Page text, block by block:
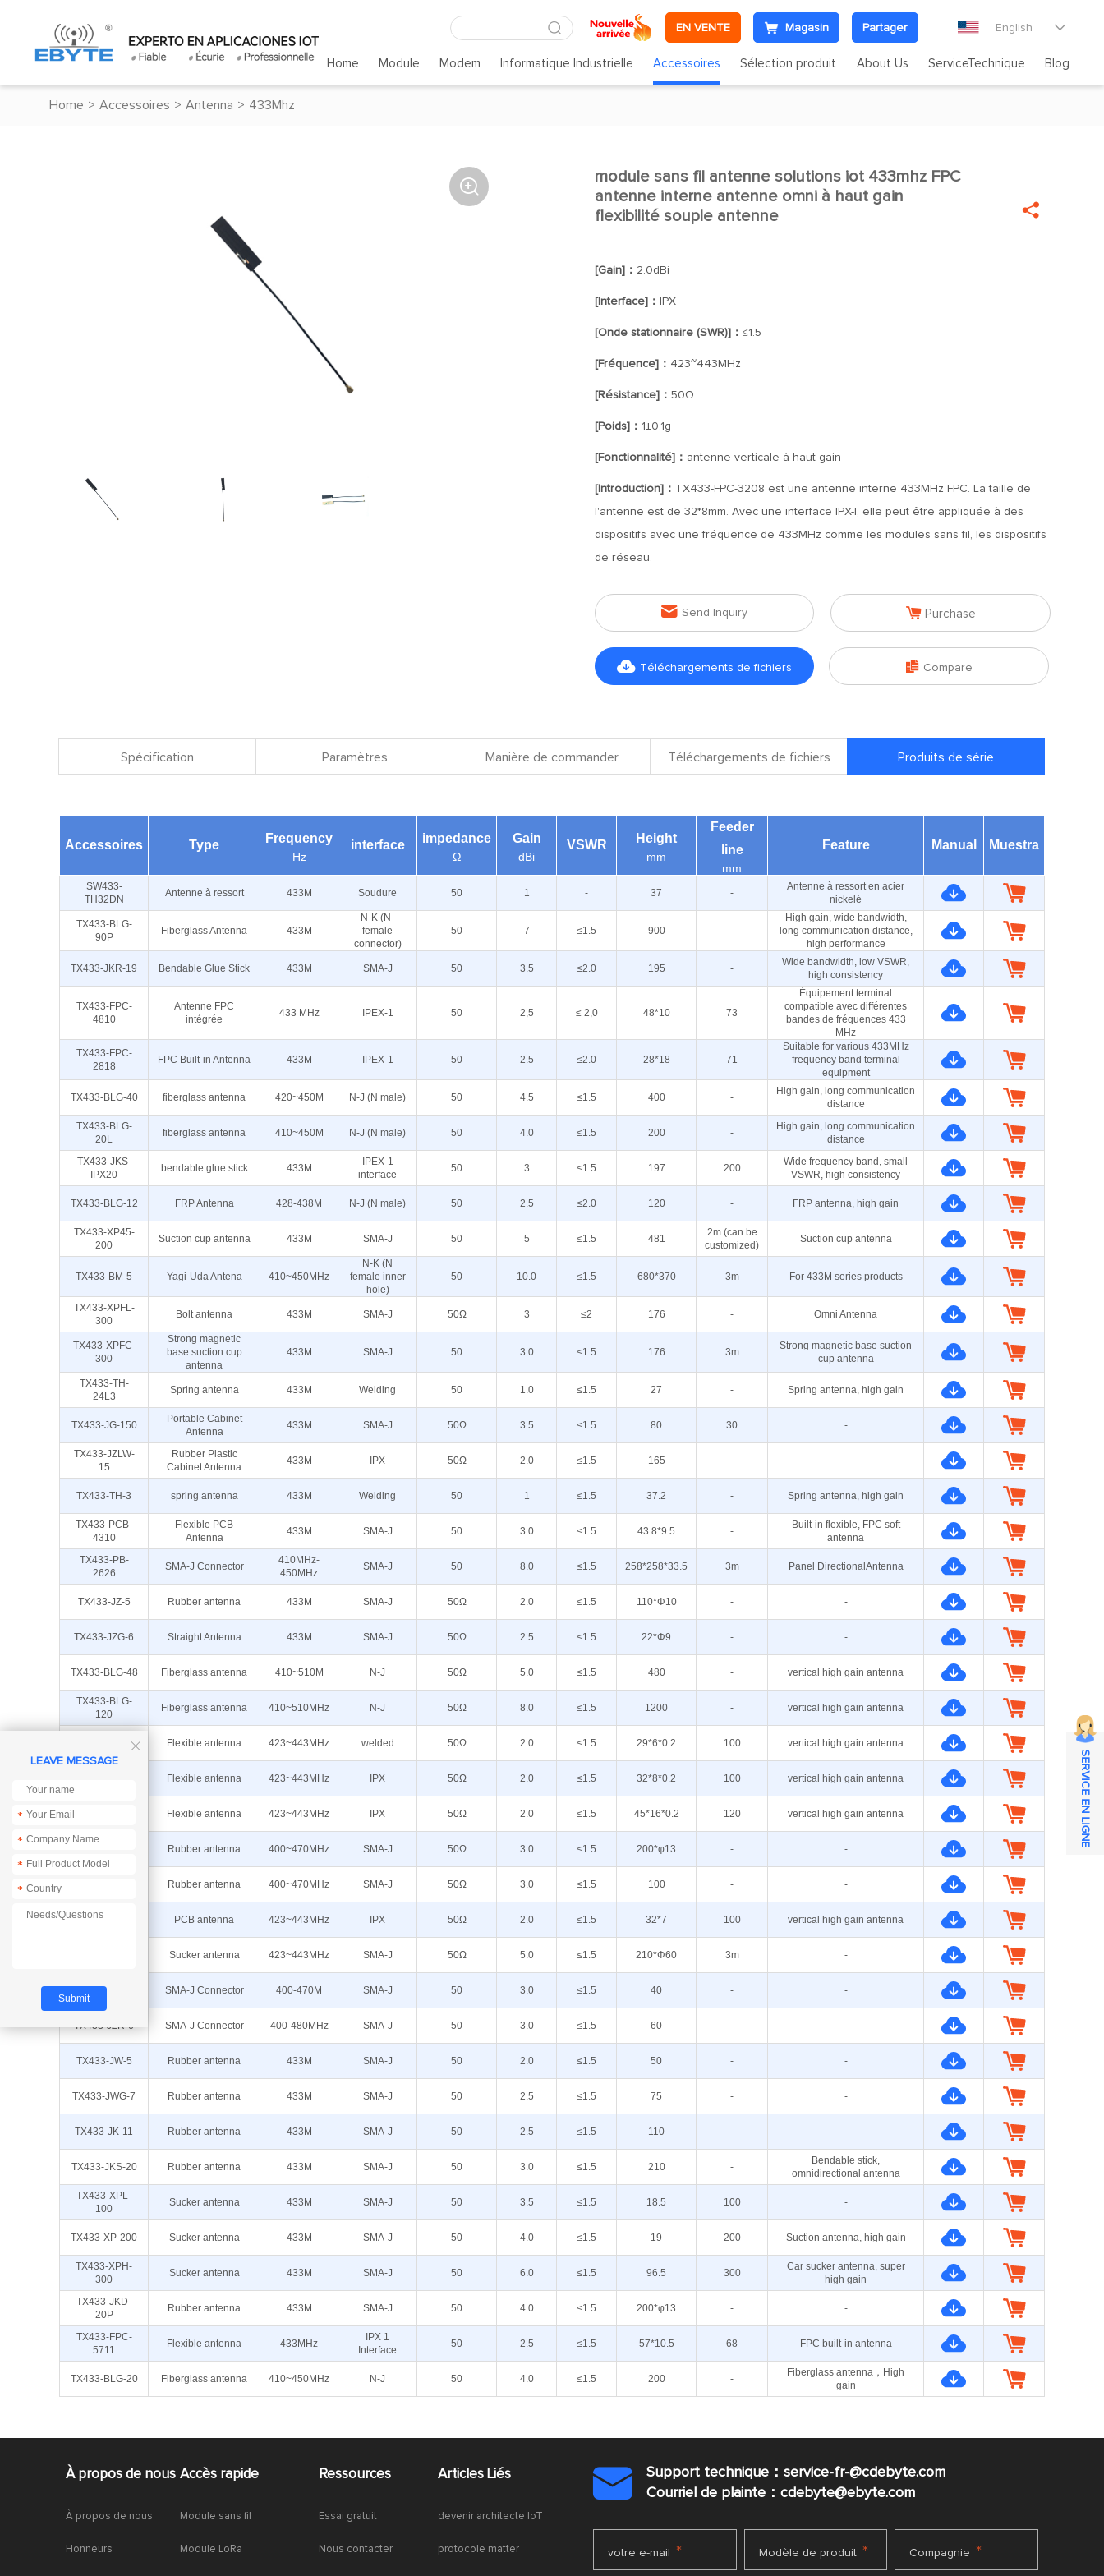
EN VENTE Magasin Partager English 
Home Module Modem Informatique Industrielle Accessoires Sélection produit About Us ServiceTechnique Blog
Home > Accessoires > Antenna > 433Mhz
 
module sans fil antenne solutions iot 433mhz FPC
antenne interne antenne omni à haut gain
flexibilité souple antenne

[Gain]： 2.0dBi
[Interface]： IPX
[Onde stationnaire (SWR)]： ≤1.5
[Fréquence]： 423~443MHz
[Résistance]： 50Ω
[Poids]： 1±0.1g
[Fonctionnalité]： antenne verticale à haut gain
[Introduction]： TX433-FPC-3208 est une antenne interne 433MHz FPC. La taille de
l'antenne est de 32*8mm. Avec une interface IPX-I, elle peut être appliquée à des
dispositifs avec une fréquence de 433MHz comme les modules sans fil, les dispositifs
de réseau.
 Send Inquiry  Purchase
 Téléchargements de fichiers  Compare
Spécification Paramètres Manière de commander Téléchargements de fichiers Produits de série
Accessoires Type Frequency
Hz
interface impedance
Ω
Gain
dBi
VSWR Height
mm
Feeder
line
mm
Feature Manual Muestra
SW433-
TH32DN
Antenne à ressort 433M Soudure 50 1 - 37 -
Antenne à ressort en acier
nickelé
TX433-BLG-
90P
Fiberglass Antenna 433M
N-K (N-
female
connector)
50 7 ≤1.5 900 -
High gain, wide bandwidth,
long communication distance,
high performance
TX433-JKR-19 Bendable Glue Stick 433M SMA-J 50 3.5 ≤2.0 195 -
Wide bandwidth, low VSWR,
high consistency
TX433-FPC-
4810
Antenne FPC
intégrée
433 MHz IPEX-1 50 2,5 ≤ 2,0 48*10 73
Équipement terminal
compatible avec différentes
bandes de fréquences 433
MHz
TX433-FPC-
2818
FPC Built-in Antenna 433M IPEX-1 50 2.5 ≤2.0 28*18 71
Suitable for various 433MHz
frequency band terminal
equipment
TX433-BLG-40 fiberglass antenna 420~450M N-J (N male) 50 4.5 ≤1.5 400 -
High gain, long communication
distance
TX433-BLG-
20L
fiberglass antenna 410~450M N-J (N male) 50 4.0 ≤1.5 200 -
High gain, long communication
distance
TX433-JKS-
IPX20
bendable glue stick 433M
IPEX-1
interface
50 3 ≤1.5 197 200
Wide frequency band, small
VSWR, high consistency
TX433-BLG-12 FRP Antenna 428-438M N-J (N male) 50 2.5 ≤2.0 120 - FRP antenna, high gain
TX433-XP45-
200
Suction cup antenna 433M SMA-J 50 5 ≤1.5 481
2m (can be
customized)
Suction cup antenna
TX433-BM-5 Yagi-Uda Antena 410~450MHz
N-K (N
female inner
hole)
50 10.0 ≤1.5 680*370 3m For 433M series products
TX433-XPFL-
300
Bolt antenna 433M SMA-J 50Ω 3 ≤2 176 - Omni Antenna
TX433-XPFC-
300
Strong magnetic
base suction cup
antenna
433M SMA-J 50 3.0 ≤1.5 176 3m
Strong magnetic base suction
cup antenna
TX433-TH-
24L3
Spring antenna 433M Welding 50 1.0 ≤1.5 27 - Spring antenna, high gain
TX433-JG-150
Portable Cabinet
Antenna
433M SMA-J 50Ω 3.5 ≤1.5 80 30 -
TX433-JZLW-
15
Rubber Plastic
Cabinet Antenna
433M IPX 50Ω 2.0 ≤1.5 165 - -
TX433-TH-3 spring antenna 433M Welding 50 1 ≤1.5 37.2 - Spring antenna, high gain
TX433-PCB-
4310
Flexible PCB
Antenna
433M SMA-J 50 3.0 ≤1.5 43.8*9.5 -
Built-in flexible, FPC soft
antenna
TX433-PB-
2626
SMA-J Connector
410MHz-
450MHz
SMA-J 50 8.0 ≤1.5 258*258*33.5 3m Panel DirectionalAntenna
TX433-JZ-5 Rubber antenna 433M SMA-J 50Ω 2.0 ≤1.5 110*Φ10 - -
TX433-JZG-6 Straight Antenna 433M SMA-J 50Ω 2.5 ≤1.5 22*Φ9 - -
TX433-BLG-48 Fiberglass antenna 410~510M N-J 50Ω 5.0 ≤1.5 480 - vertical high gain antenna
TX433-BLG-
120
Fiberglass antenna 410~510MHz N-J 50Ω 8.0 ≤1.5 1200 - vertical high gain antenna
Flexible antenna 423~443MHz welded 50Ω 2.0 ≤1.5 29*6*0.2 100 vertical high gain antenna
Flexible antenna 423~443MHz IPX 50Ω 2.0 ≤1.5 32*8*0.2 100 vertical high gain antenna
Flexible antenna 423~443MHz IPX 50Ω 2.0 ≤1.5 45*16*0.2 120 vertical high gain antenna
Rubber antenna 400~470MHz SMA-J 50Ω 3.0 ≤1.5 200*φ13 - -
Rubber antenna 400~470MHz SMA-J 50Ω 3.0 ≤1.5 100 - -
TX433-PCB-
PCB antenna 423~443MHz IPX 50Ω 2.0 ≤1.5 32*7 100 vertical high gain antenna
Sucker antenna 423~443MHz SMA-J 50Ω 5.0 ≤1.5 210*Φ60 3m -
TX433-JZ-4 SMA-J Connector 400-470M SMA-J 50 3.0 ≤1.5 40 - -
TX433-JZR-6 SMA-J Connector 400-480MHz SMA-J 50 3.0 ≤1.5 60 - -
TX433-JW-5 Rubber antenna 433M SMA-J 50 2.0 ≤1.5 50 - -
TX433-JWG-7 Rubber antenna 433M SMA-J 50 2.5 ≤1.5 75 - -
TX433-JK-11 Rubber antenna 433M SMA-J 50 2.5 ≤1.5 110 - -
TX433-JKS-20 Rubber antenna 433M SMA-J 50 3.0 ≤1.5 210 -
Bendable stick,
omnidirectional antenna
TX433-XPL-
100
Sucker antenna 433M SMA-J 50 3.5 ≤1.5 18.5 100 -
TX433-XP-200 Sucker antenna 433M SMA-J 50 4.0 ≤1.5 19 200 Suction antenna, high gain
TX433-XPH-
300
Sucker antenna 433M SMA-J 50 6.0 ≤1.5 96.5 300
Car sucker antenna, super
high gain
TX433-JKD-
20P
Rubber antenna 433M SMA-J 50 4.0 ≤1.5 200*φ13 - -
TX433-FPC-
5711
Flexible antenna 433MHz
IPX 1
Interface
50 2.5 ≤1.5 57*10.5 68 FPC built-in antenna
TX433-BLG-20 Fiberglass antenna 410~450MHz N-J 50 4.0 ≤1.5 200 -
Fiberglass antenna，High
gain
À propos de nous
À propos de nous
Honneurs
Accès rapide
Module sans fil
Module LoRa
Ressources
Essai gratuit
Nous contacter
Articles Liés
devenir architecte IoT
protocole matter

Support technique：service-fr-@cdebyte.com
Courriel de plainte：cdebyte@ebyte.com
votre e-mail * Modèle de produit * Compagnie *

LEAVE MESSAGE
*
*
*
*
SERVICE EN LIGNE